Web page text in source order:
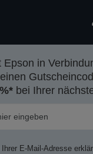
Epson in
bei Ihrer
E-Mail-Adresse